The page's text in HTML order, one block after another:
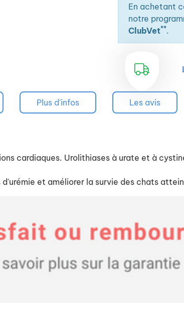
En achetant
notre
ClubVet**.
Plus d'infos Les avis
cardiaques. Urolithiases à urate et à
et améliorer la survie des chats